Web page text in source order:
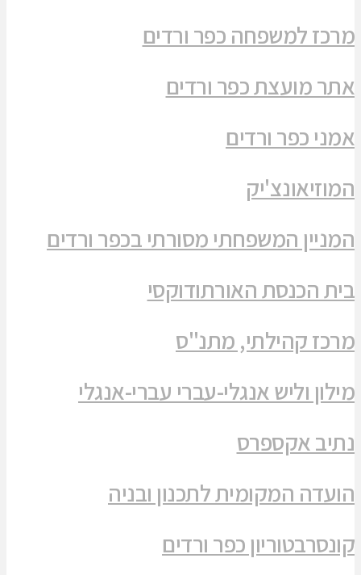
מרכז למשפחה כפר ורדים
אתר מועצת כפר ורדים
אמני כפר ורדים
המוזיאונצ'יק
המניין המשפחתי מסורתי בכפר ורדים
בית הכנסת האורתודוקסי
מרכז קהילתי, מתנ"ס
מילון וליש אנגלי-עברי עברי-אנגלי
נתיב אקספרס
הועדה המקומית לתכנון ובניה
קונסרבטוריון כפר ורדים